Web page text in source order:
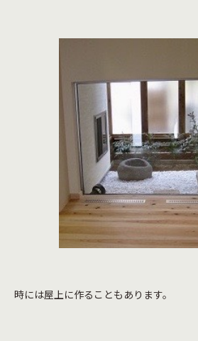
時には屋上に作ることもあります。